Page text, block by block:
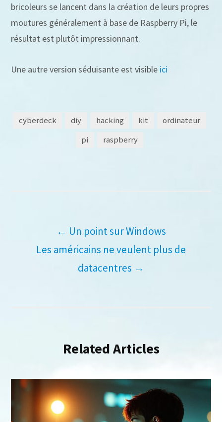
bricoleurs se lancent dans la création de leurs propres
moutures généralement à base de Raspberry Pi, le
résultat est plutôt impressionnant.
Une autre version séduisante est visible ici
cyberdeck diy hacking kit
ordinateur
pi
raspberry
Navigation
← Un point sur Windows
Les américains ne veulent plus de
datacentres →
Related Articles